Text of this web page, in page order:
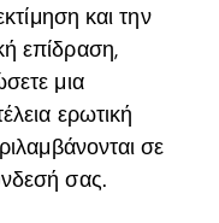
και την
επίδραση,
μια
ερωτική
σε
σας.